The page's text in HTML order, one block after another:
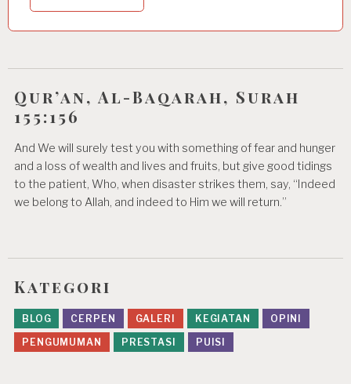
Qur’an, Al-Baqarah, Surah
155:156
And We will surely test you with something of fear and hunger
and a loss of wealth and lives and fruits, but give good tidings
to the patient, Who, when disaster strikes them, say, “Indeed
we belong to Allah, and indeed to Him we will return.”
Kategori
BLOG CERPEN GALERI KEGIATAN
OPINI
PENGUMUMAN
PRESTASI PUISI